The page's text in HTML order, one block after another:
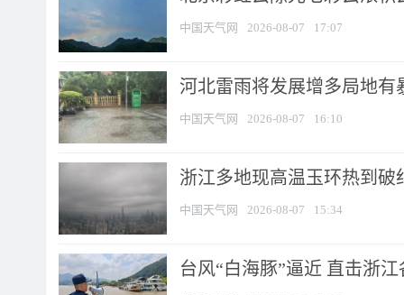
中国天气网 2026-08-07 17:07
河北雷雨将发展增多局地有
中国天气网 2026-08-07 16:10
浙江多地现高温玉环热到破
中国天气网 2026-08-07 15:34
台风“白海豚”逼近 直击浙